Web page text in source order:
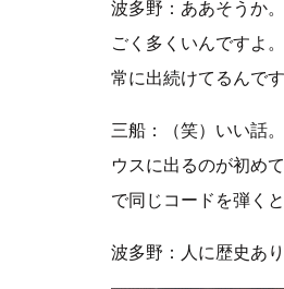
波多野：ああそうか
ごく多くいんですよ
常に出続けてるんで
三船：（笑）いい話
ウスに出るのが初め
で同じコードを弾く
波多野：人に歴史あり